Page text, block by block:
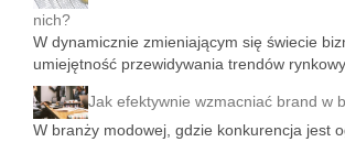
nich?
W dynamicznie zmieniającym się świecie
umiejętność przewidywania trendów
Jak efektywnie wzmacniać brand w
W branży modowej, gdzie konkurencja jest